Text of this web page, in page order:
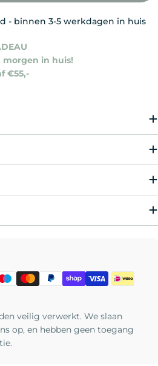
- binnen 3-5 werkdagen in huis
morgen in huis!
€55,-
veilig verwerkt. We slaan
op, en hebben geen toegang